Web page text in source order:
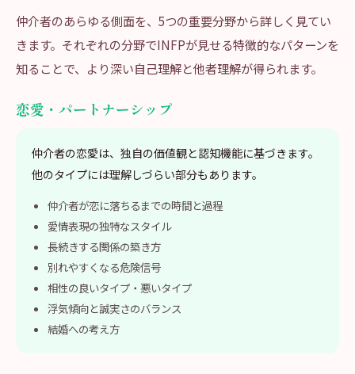
仲介者のあらゆる側面を、5つの重要分野から詳しく見てい
きます。それぞれの分野でINFPが見せる特徴的なパターンを
知ることで、より深い自己理解と他者理解が得られます。
恋愛・パートナーシップ
仲介者の恋愛は、独自の価値観と認知機能に基づきます。
他のタイプには理解しづらい部分もあります。
仲介者が恋に落ちるまでの時間と過程
愛情表現の独特なスタイル
長続きする関係の築き方
別れやすくなる危険信号
相性の良いタイプ・悪いタイプ
浮気傾向と誠実さのバランス
結婚への考え方